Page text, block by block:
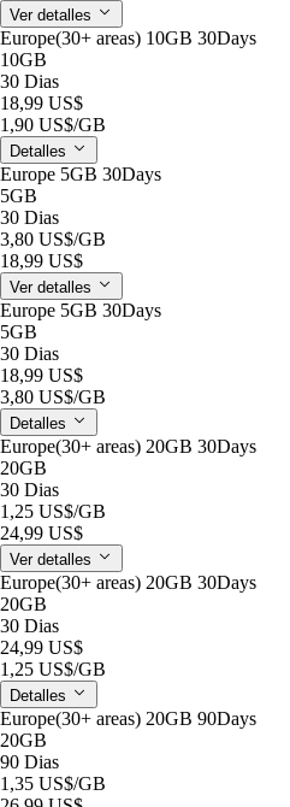
Ver detalles
Europe(30+ areas) 10GB 30Days
10GB
30 Dias
18,99 US$
1,90 US$/GB
Detalles
Europe 5GB 30Days
5GB
30 Dias
3,80 US$/GB
18,99 US$
Ver detalles
Europe 5GB 30Days
5GB
30 Dias
18,99 US$
3,80 US$/GB
Detalles
Europe(30+ areas) 20GB 30Days
20GB
30 Dias
1,25 US$/GB
24,99 US$
Ver detalles
Europe(30+ areas) 20GB 30Days
20GB
30 Dias
24,99 US$
1,25 US$/GB
Detalles
Europe(30+ areas) 20GB 90Days
20GB
90 Dias
1,35 US$/GB